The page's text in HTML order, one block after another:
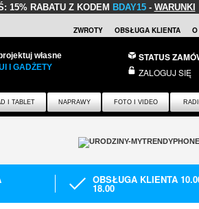
15% RABATU Z KODEM BDAY15- WARUNKI
ZWROTY OBSŁUGA KLIENTA O
własne
I GADŻETY
STATUS
ZALOGUJ SIĘ
I TABLET NAPRAWY FOTO I VIDEO
OBSŁUGA KLIENTA
18.00